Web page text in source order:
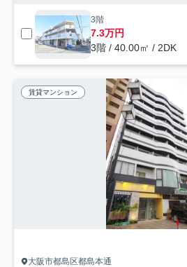
3階
7.3万円
3階 / 40.00㎡ / 2DK
賃貸マンション
大阪市都島区都島本通